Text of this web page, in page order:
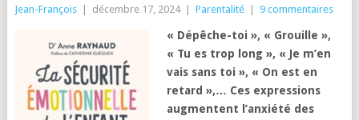
Jean-François décembre 17, 2024 Parentalité 9 commentaires
« Dépêche-toi », « Grouille »,
« Tu es trop long », « Je m’en
vais sans toi », « On est en
retard »,… Ces expressions
augmentent l’anxiété des